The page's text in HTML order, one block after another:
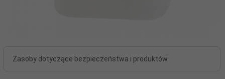
Zasoby dotyczące bezpieczeństwa i produktów